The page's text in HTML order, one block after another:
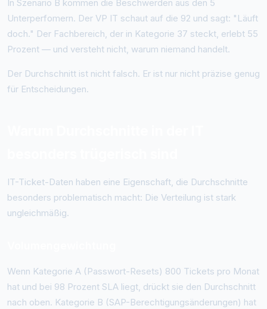
In Szenario B kommen die Beschwerden aus den 5
Unterperfomern. Der VP IT schaut auf die 92 und sagt: "Läuft
doch." Der Fachbereich, der in Kategorie 37 steckt, erlebt 55
Prozent — und versteht nicht, warum niemand handelt.
Der Durchschnitt ist nicht falsch. Er ist nur nicht präzise genug
für Entscheidungen.
IT-Ticket-Daten haben eine Eigenschaft, die Durchschnitte
besonders problematisch macht: Die Verteilung ist stark
ungleichmäßig.
Wenn Kategorie A (Passwort-Resets) 800 Tickets pro Monat
hat und bei 98 Prozent SLA liegt, drückt sie den Durchschnitt
nach oben. Kategorie B (SAP-Berechtigungsänderungen) hat